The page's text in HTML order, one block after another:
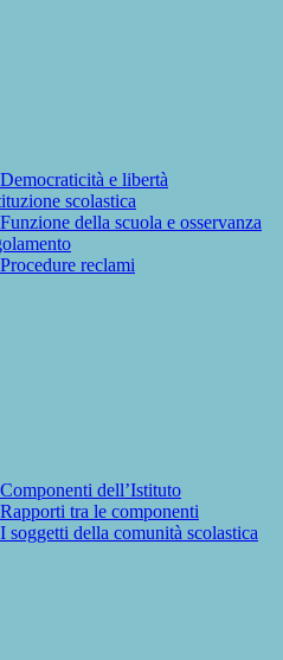
e libertà
scolastica
della scuola e osservanza
reclami
dell’Istituto
tra le componenti
soggetti della comunità scolastica